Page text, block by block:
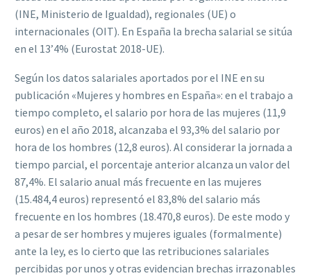
(INE, Ministerio de Igualdad), regionales (UE) o
internacionales (OIT). En España la brecha salarial se sitúa
en el 13’4% (Eurostat 2018-UE).
Según los datos salariales aportados por el INE en su
publicación «Mujeres y hombres en España»: en el trabajo a
tiempo completo, el salario por hora de las mujeres (11,9
euros) en el año 2018, alcanzaba el 93,3% del salario por
hora de los hombres (12,8 euros). Al considerar la jornada a
tiempo parcial, el porcentaje anterior alcanza un valor del
87,4%. El salario anual más frecuente en las mujeres
(15.484,4 euros) representó el 83,8% del salario más
frecuente en los hombres (18.470,8 euros). De este modo y
a pesar de ser hombres y mujeres iguales (formalmente)
ante la ley, es lo cierto que las retribuciones salariales
percibidas por unos y otras evidencian brechas irrazonables